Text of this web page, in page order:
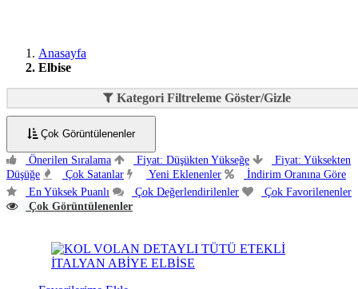
Anasayfa
Elbise
Kategori Filtreleme Göster/Gizle
Çok Görüntülenenler
Önerilen Sıralama Fiyat: Düşükten Yükseğe
Fiyat: Yüksekten
Düşüğe
Çok Satanlar Yeni Eklenenler
İndirim Oranına Göre
En Yüksek Puanlı
Çok Değerlendirilenler
Çok Favorilenenler
Çok Görüntülenenler